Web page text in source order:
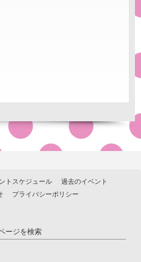
トスケジュール
過去のイベント
プライバシーポリシー
ージを検索